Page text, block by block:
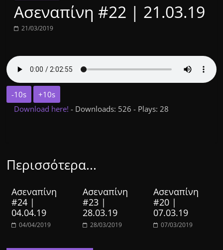
1431AM
Ασεναπίνη #22 | 21.03.19
21/03/2019
-10s
+10s
Download here!- Downloads: 526 - Plays: 28
Περισσότερα...
Ασεναπίνη
#24 |
04.04.19
04/04/2019
Ασεναπίνη
#23 |
28.03.19
28/03/2019
Ασεναπίνη
#20 |
07.03.19
07/03/2019